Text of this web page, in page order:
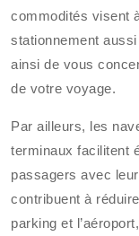
commodités visent
stationnement
ainsi de vous
de votre voyage.
Par ailleurs, les
terminaux facilitent
passagers avec
contribuent à
parking et